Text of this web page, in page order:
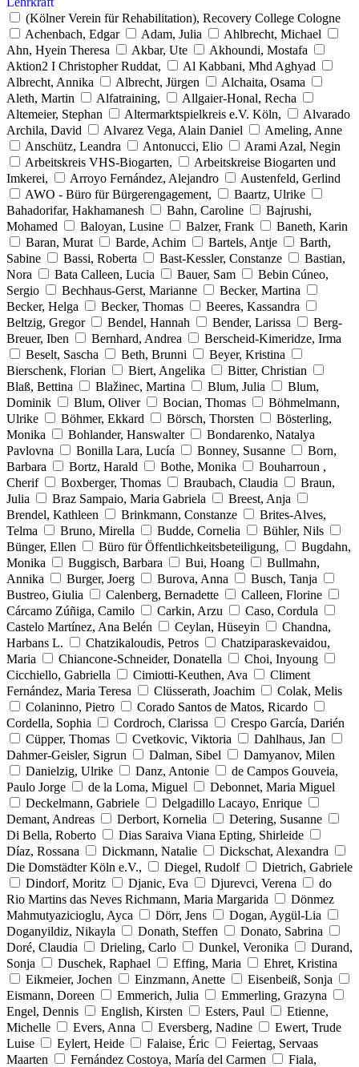
(Kölner Verein für Rehabilitation), Recovery College Cologne
Achenbach, Edgar
Adam, Julia
Ahlbrecht, Michael
Ahn, Hyein Theresa
Akbar, Ute
Akhoundi, Mostafa
Aktion2 I Christopher Ruddat,
Al Kabbani, Mhd Aghyad
Albrecht, Annika
Albrecht, Jürgen
Alchaita, Osama
Aleth, Martin
Alfatraining,
Allgaier-Honal, Recha
Altemeier, Stephan
Altermarktspielkreis e.V. Köln,
Alvarado
Archila, David
Alvarez Vega, Alain Daniel
Ameling, Anne
Anschütz, Leandra
Antonucci, Elio
Arami Azal, Negin
Arbeitskreis VHS-Biogarten,
Arbeitskreise Biogarten und
Imkerei,
Arroyo Fernández, Alejandro
Austenfeld, Gerlind
AWO - Büro für Bürgerengagement,
Baartz, Ulrike
Bahadorifar, Hakhamanesh
Bahn, Caroline
Bajrushi,
Mohamed
Baloyan, Lusine Balzer, Frank
Baneth, Karin
Baran, Murat
Barde, Achim Bartels, Antje
Barth,
Sabine
Bassi, Roberta Bast-Kessler, Constanze
Bastian,
Nora
Bata Calleen, Lucia Bauer, Sam
Bebin Cúneo,
Sergio
Bechhaus-Gerst, Marianne
Becker, Martina
Becker, Helga
Becker, Thomas
Beeres, Kassandra
Beltzig, Gregor
Bendel, Hannah Bender, Larissa
Berg-
Breuer, Iben
Bernhard, Andrea
Berscheid-Kimeridze, Irma
Beselt, Sascha
Beth, Brunni
Beyer, Kristina
Bierschenk, Florian
Biert, Angelika
Bitter, Christian
Blaß, Bettina
Blažinec, Martina Blum, Julia
Blum,
Dominik
Blum, Oliver Bocian, Thomas
Böhmelmann,
Ulrike
Böhmer, Ekkard Börsch, Thorsten
Bösterling,
Monika
Bohlander, Hanswalter
Bondarenko, Natalya
Pavlovna
Bonilla Lara, Lucía Bonney, Susanne
Born,
Barbara
Bortz, Harald Bothe, Monika
Bouharroun ,
Cherif
Boxberger, Thomas Braubach, Claudia
Braun,
Julia
Braz Sampaio, Maria Gabriela
Breest, Anja
Brendel, Kathleen
Brinkmann, Constanze
Brites-Alves,
Telma
Bruno, Mirella Budde, Cornelia
Bühler, Nils
Bünger, Ellen
Büro für Öffentlichkeitsbeteiligung,
Bugdahn,
Monika
Buggisch, Barbara Bui, Hoang
Bullmahn,
Annika
Burger, Joerg Burova, Anna
Busch, Tanja
Bustreo, Giulia
Calenberg, Bernadette
Calleen, Florine
Cárcamo Zúñiga, Camilo
Carkin, Arzu
Caso, Cordula
Castelo Martínez, Ana Belén
Ceylan, Hüseyin
Chandna,
Harbans L.
Chatzikaloudis, Petros
Chatziparaskevaidou,
Maria
Chiancone-Schneider, Donatella
Choi, Inyoung
Cicchiello, Gabriella
Cimiotti-Keuthen, Ava
Climent
Fernández, Maria Teresa
Clüsserath, Joachim
Colak, Melis
Colaninno, Pietro
Corado Santos de Matos, Ricardo
Cordella, Sophia
Cordroch, Clarissa
Crespo García, Darién
Cüpper, Thomas
Cvetkovic, Viktoria
Dahlhaus, Jan
Dahmer-Geisler, Sigrun
Dalman, Sibel
Damyanov, Milen
Danielzig, Ulrike
Danz, Antonie
de Campos Gouveia,
Paulo Jorge
de la Loma, Miguel
Debonnet, Maria Miguel
Deckelmann, Gabriele
Delgadillo Lacayo, Enrique
Demant, Andreas
Derbort, Kornelia
Detering, Susanne
Di Bella, Roberto
Dias Saraiva Viana Epting, Shirleide
Díaz, Rossana
Dickmann, Natalie
Dickschat, Alexandra
Die Domstädter Köln e.V.,
Diegel, Rudolf
Dietrich, Gabriele
Dindorf, Moritz
Djanic, Eva Djurevci, Verena
do
Rio Martins das Neves Richmann, Maria Margarida
Dönmez
Mahmutyazicioglu, Ayca
Dörr, Jens
Dogan, Aygül-Lia
Doganyildiz, Nikayla
Donath, Steffen
Donato, Sabrina
Doré, Claudia
Drieling, Carlo Dunkel, Veronika
Durand,
Sonja
Duschek, Raphael Effing, Maria
Ehret, Kristina
Eikmeier, Jochen
Einzmann, Anette
Eisenbeiß, Sonja
Eismann, Doreen
Emmerich, Julia
Emmerling, Grazyna
Engel, Dennis
English, Kirsten Esters, Paul
Etienne,
Michelle
Evers, Anna Eversberg, Nadine
Ewert, Trude
Luise
Eylert, Heide Falaise, Éric
Feiertag, Servaas
Maarten
Fernández Costoya, María del Carmen
Fiala,